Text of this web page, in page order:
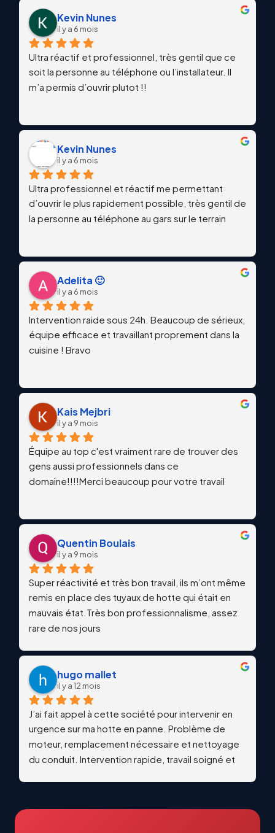
Kevin Nunes
il y a 6 mois
Ultra réactif et professionnel, très gentil que ce
soit la personne au téléphone ou l’installateur. Il
m’a permis d’ouvrir plutot !!
Kevin Nunes
il y a 6 mois
Ultra professionnel et réactif me permettant
d’ouvrir le plus rapidement possible, très gentil de
la personne au téléphone au gars sur le terrain
Adelita 🙂
il y a 6 mois
Intervention raide sous 24h. Beaucoup de sérieux,
équipe efficace et travaillant proprement dans la
cuisine ! Bravo
Kais Mejbri
il y a 9 mois
Équipe au top c'est vraiment rare de trouver des
gens aussi professionnels dans ce
domaine!!!!Merci beaucoup pour votre travail
Quentin Boulais
il y a 9 mois
Super réactivité et très bon travail, ils m’ont même
remis en place des tuyaux de hotte qui était en
mauvais état.Très bon professionnalisme, assez
rare de nos jours
hugo mallet
il y a 12 mois
J’ai fait appel à cette société pour intervenir en
urgence sur ma hotte en panne. Problème de
moteur, remplacement nécessaire et nettoyage
du conduit. Intervention rapide, travail soigné et